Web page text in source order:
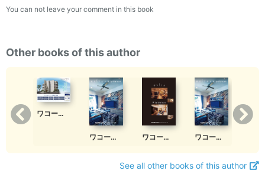
You can not leave your comment in this book
Other books of this author
ワコーレヴィータ住吉東町
ワコーレヴィータ明石相生 ワコーレヴィータ中山手通South ワコーレヴィータ中山手通North
See all other books of this author